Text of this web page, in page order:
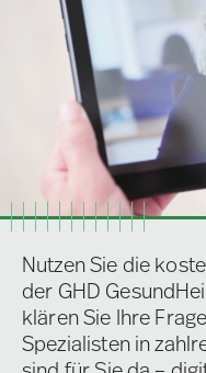
Nutzen Sie die
der GHD
klären Sie Ihre
Spezialisten in